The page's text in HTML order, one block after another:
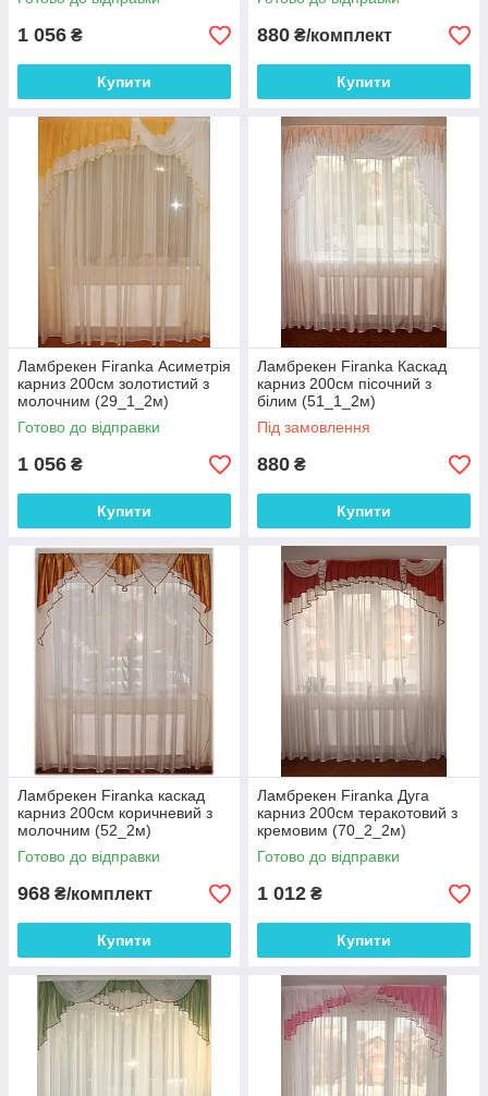
1 056 ₴
Купити
880 ₴/комплект
Купити
Ламбрекен Firanka Асиметрія
карниз 200см золотистий з
молочним (29_1_2м)
Готово до відправки
1 056 ₴
Купити
Ламбрекен Firanka Каскад
карниз 200см пісочний з
білим (51_1_2м)
Під замовлення
880 ₴
Купити
Ламбрекен Firanka каскад
карниз 200см коричневий з
молочним (52_2м)
Готово до відправки
968 ₴/комплект
Купити
Ламбрекен Firanka Дуга
карниз 200см теракотовий з
кремовим (70_2_2м)
Готово до відправки
1 012 ₴
Купити